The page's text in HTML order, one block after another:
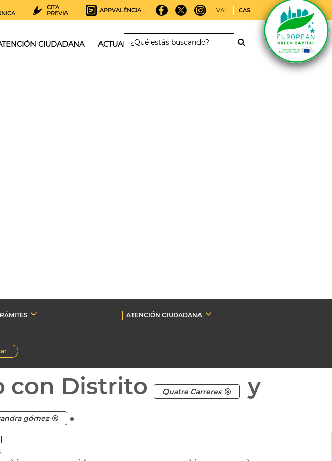
CITA
PREVIA
APPVALÈNCIA VAL CAS
CIUDADANA ACTUALIDAD
ATENCIÓN CIUDADANA
con Distrito Quatre Carreres
y
gómez .